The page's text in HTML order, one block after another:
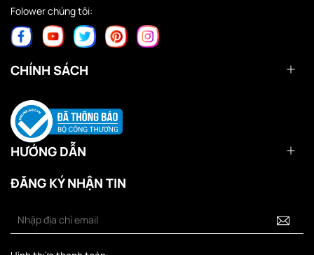
Folower chúng tôi:
CHÍNH SÁCH
HƯỚNG DẪN
ĐĂNG KÝ NHẬN TIN